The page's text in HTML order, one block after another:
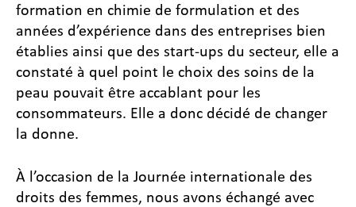
formation en chimie de formulation et des
années d’expérience dans des entreprises bien
établies ainsi que des start-ups du secteur, elle a
constaté à quel point le choix des soins de la
peau pouvait être accablant pour les
consommateurs. Elle a donc décidé de changer
la donne.
À l’occasion de la Journée internationale des
droits des femmes, nous avons échangé avec